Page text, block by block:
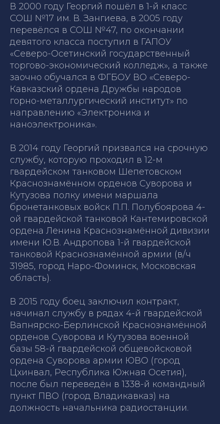
В 2000 году Георгий пошёл в 1-й класс
СОШ №17 им. В. Зангиева, в 2005 году
перевёлся в СОШ №47, по окончании
девятого класса поступил в ГАПОУ
«Северо-Осетинский государственный
торгово-экономический колледж», а также
заочно обучался в ФГБОУ ВО «Северо-
Кавказский ордена Дружбы народов
горно-металлургический институт» по
направлению «Электроника и
наноэлектроника».
В 2014 году Георгий призвался на срочную
службу, которую проходил в 12-м
гвардейском танковом Шепетовском
Краснознамённом орденов Суворова и
Кутузова полку имени маршала
бронетанковых войск П.П. Полубоярова 4-
ой гвардейской танковой Кантемировской
ордена Ленина Краснознамённой дивизии
имени Ю.В. Андропова 1-й гвардейской
танковой Краснознамённой армии (в/ч
31985, город Наро-Фоминск, Московская
область).
В 2015 году боец заключил контракт,
начинал службу в рядах 4-й гвар­дейской
Вапнярско-Берлинской Краснознамённой
орденов Суворо­ва и Кутузова военной
базы 58-й гвардейской общевойсковой
ордена Суворова армии ЮВО (город
Цхинвал, Республика Южная Осетия),
после был переведён в 1338-й командный
пункт ПВО (город Владикавказ) на
должность начальника радиостанции.